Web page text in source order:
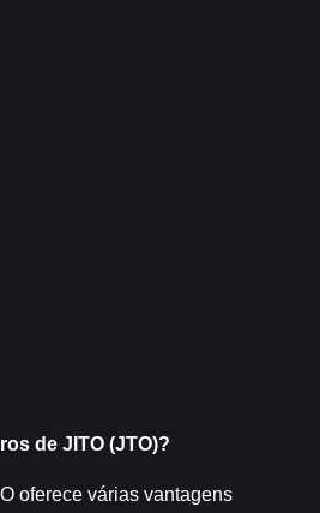
de JITO (JTO)?
oferece várias vantagens